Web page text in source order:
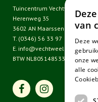
Tuincentrum Vechtweelde
Herenweg 35
3602 AN Maarssen
T. (0346) 56 33 97
E. info@vechtweelde.nl
BTW NL805148533B01
van
Deze
onze
alle